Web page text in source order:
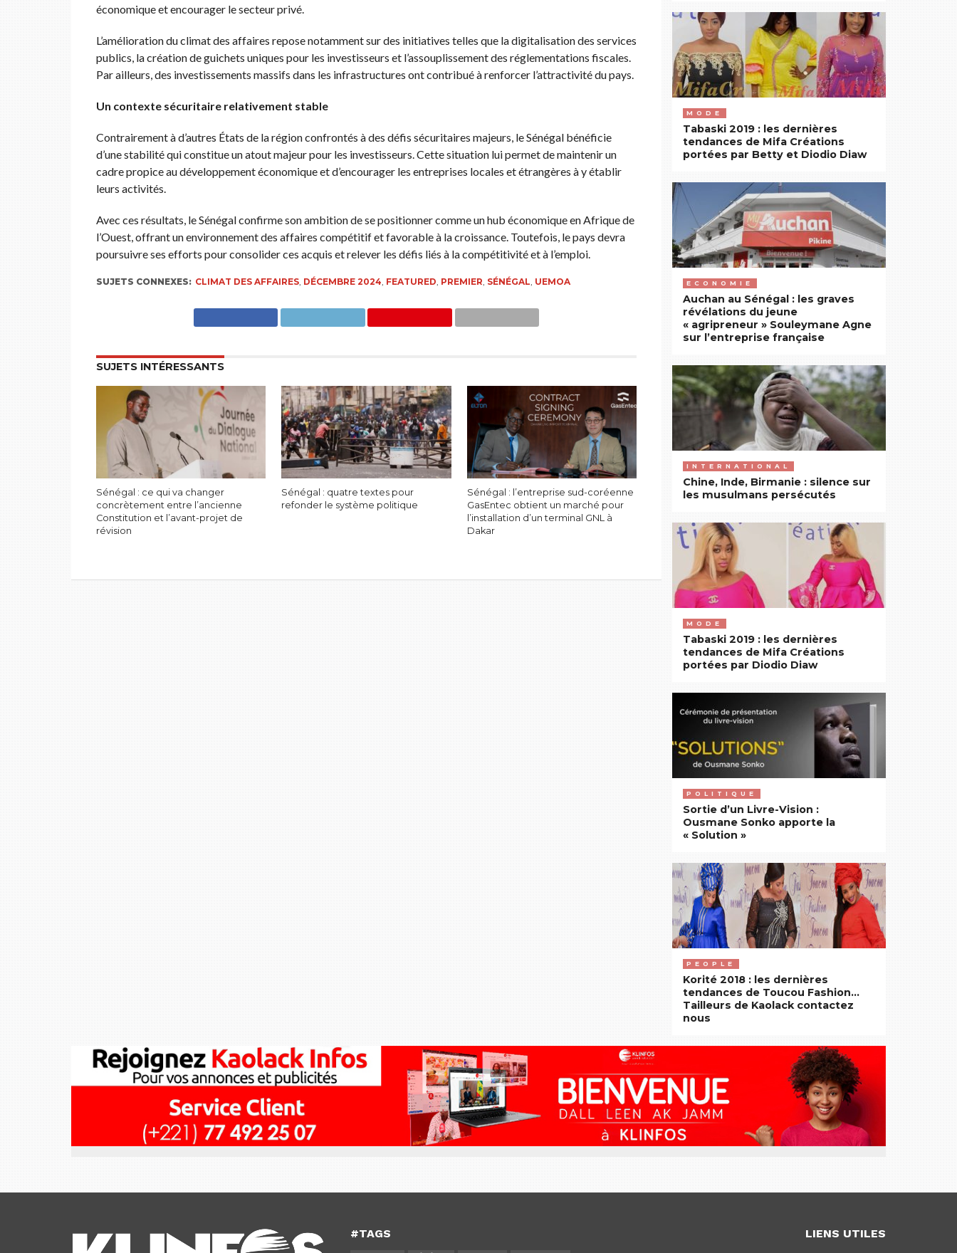
économique et encourager le secteur privé.
L’amélioration du climat des affaires repose notamment sur des initiatives telles que la digitalisation des services
publics, la création de guichets uniques pour les investisseurs et l’assouplissement des réglementations fiscales.
Par ailleurs, des investissements massifs dans les infrastructures ont contribué à renforcer l’attractivité du pays.
Un contexte sécuritaire relativement stable
Contrairement à d’autres États de la région confrontés à des défis sécuritaires majeurs, le Sénégal bénéficie
d’une stabilité qui constitue un atout majeur pour les investisseurs. Cette situation lui permet de maintenir un
cadre propice au développement économique et d’encourager les entreprises locales et étrangères à y établir
leurs activités.
Avec ces résultats, le Sénégal confirme son ambition de se positionner comme un hub économique en Afrique de
l’Ouest, offrant un environnement des affaires compétitif et favorable à la croissance. Toutefois, le pays devra
poursuivre ses efforts pour consolider ces acquis et relever les défis liés à la compétitivité et à l’emploi.
SUJETS CONNEXES: CLIMAT DES AFFAIRES, DÉCEMBRE 2024, FEATURED, PREMIER, SÉNÉGAL, UEMOA
SUJETS INTÉRESSANTS
Sénégal : ce qui va changer
concrètement entre l’ancienne
Constitution et l’avant-projet de
révision
Sénégal : quatre textes pour
refonder le système politique
Sénégal : l’entreprise sud-coréenne
GasEntec obtient un marché pour
l’installation d’un terminal GNL à
Dakar
MODE
Tabaski 2019 : les dernières
tendances de Mifa Créations
portées par Betty et Diodio Diaw
ECONOMIE
Auchan au Sénégal : les graves
révélations du jeune
« agripreneur » Souleymane Agne
sur l’entreprise française
INTERNATIONAL
Chine, Inde, Birmanie : silence sur
les musulmans persécutés
MODE
Tabaski 2019 : les dernières
tendances de Mifa Créations
portées par Diodio Diaw
POLITIQUE
Sortie d’un Livre-Vision :
Ousmane Sonko apporte la
« Solution »
PEOPLE
Korité 2018 : les dernières
tendances de Toucou Fashion…
Tailleurs de Kaolack contactez
nous
#TAGS LIENS UTILES